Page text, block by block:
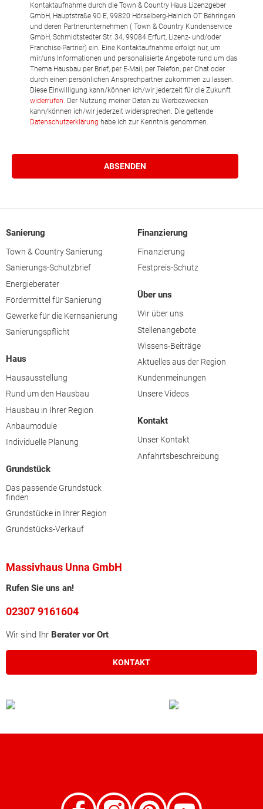
Kontaktaufnahme durch die Town & Country Haus Lizenzgeber
GmbH, Hauptstraße 90 E, 99820 Hörselberg-Hainich OT Behringen
und deren Partnerunternehmen ( Town & Country Kundenservice
GmbH, Schmidtstedter Str. 34, 99084 Erfurt, Lizenz- und/oder
Franchise-Partner) ein. Eine Kontaktaufnahme erfolgt nur, um
mir/uns Informationen und personalisierte Angebote rund um das
Thema Hausbau per Brief, per E-Mail, per Telefon, per Chat oder
durch einen persönlichen Ansprechpartner zukommen zu lassen.
Diese Einwilligung kann/können ich/wir jederzeit für die Zukunft
widerrufen. Der Nutzung meiner Daten zu Werbezwecken
kann/können ich/wir jederzeit widersprechen. Die geltende
Datenschutzerklärung habe ich zur Kenntnis genommen.
Sanierung
Town & Country Sanierung
Sanierungs-Schutzbrief
Energieberater
Fördermittel für Sanierung
Gewerke für die Kernsanierung
Sanierungspflicht
Haus
Hausausstellung
Rund um den Hausbau
Hausbau in Ihrer Region
Anbaumodule
Individuelle Planung
Grundstück
Das passende Grundstück
finden
Grundstücke in Ihrer Region
Grundstücks-Verkauf
Finanzierung
Finanzierung
Festpreis-Schutz
Über uns
Wir über uns
Stellenangebote
Wissens-Beiträge
Aktuelles aus der Region
Kundenmeinungen
Unsere Videos
Kontakt
Unser Kontakt
Anfahrtsbeschreibung
Massivhaus Unna GmbH
Rufen Sie uns an!
02307 9161604
Wir sind Ihr Berater vor Ort
KONTAKT